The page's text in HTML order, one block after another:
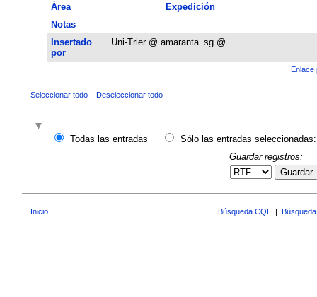
Área
Expedición
Notas
Insertado
por
Uni-Trier @ amaranta_sg @
Enlace
Seleccionar todo Deseleccionar todo
Todas las entradas
Sólo las entradas seleccionadas:
Guardar registros:
Guardar
Inicio Búsqueda CQL